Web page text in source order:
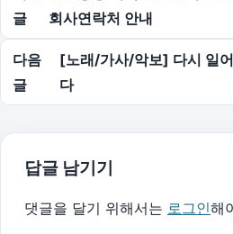
글
회사연락처 안내
다음
글
[노래/가사/악보] 다시 일
다
답글 남기기
댓글을 달기 위해서는 로그인해